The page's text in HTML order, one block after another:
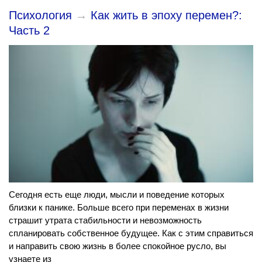
Психология → Как жить в эпоху перемен?:
Часть 2
Сегодня есть еще люди, мысли и поведение которых
близки к панике. Больше всего при переменах в жизни
страшит утрата стабильности и невозможность
спланировать собственное будущее. Как с этим справиться
и направить свою жизнь в более спокойное русло, вы
узнаете из